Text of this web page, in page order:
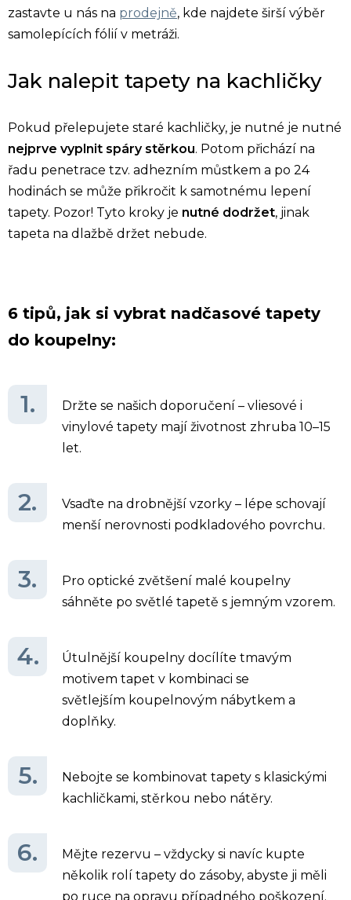
zastavte u nás na prodejně, kde najdete širší výběr
samolepících fólií v metráži.
Jak nalepit tapety na kachličky
Pokud přelepujete staré kachličky, je nutné je nutné
nejprve vyplnit spáry stěrkou. Potom přichází na
řadu penetrace tzv. adhezním můstkem a po 24
hodinách se může přikročit k samotnému lepení
tapety. Pozor! Tyto kroky je nutné dodržet, jinak
tapeta na dlažbě držet nebude.
6 tipů, jak si vybrat nadčasové tapety
do koupelny:
Držte se našich doporučení – vliesové i
vinylové tapety mají životnost zhruba 10–15
let.
Vsaďte na drobnější vzorky – lépe schovají
menší nerovnosti podkladového povrchu.
Pro optické zvětšení malé koupelny
sáhněte po světlé tapetě s jemným vzorem.
Útulnější koupelny docílíte tmavým
motivem tapet v kombinaci se
světlejším koupelnovým nábytkem a
doplňky.
Nebojte se kombinovat tapety s klasickými
kachličkami, stěrkou nebo nátěry.
Mějte rezervu – vždycky si navíc kupte
několik rolí tapety do zásoby, abyste ji měli
po ruce na opravu případného poškození.